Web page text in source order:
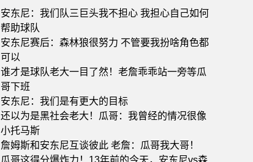
安东尼：我们队三巨头我不担心 我担心自己如何
帮助球队
安东尼赛后：森林狼很努力 不管要我扮啥角色都
可以
谁才是球队老大一目了然！老詹乖乖站一旁等瓜
哥下班
安东尼：我们是有更大的目标
还以为是黑社会老大！瓜哥：我曾经的情况很像
小托马斯
詹姆斯和安东尼互谈彼此 老詹：瓜哥我大哥！
瓜哥这得分爆炸力！13年前的今天，安东尼vs森